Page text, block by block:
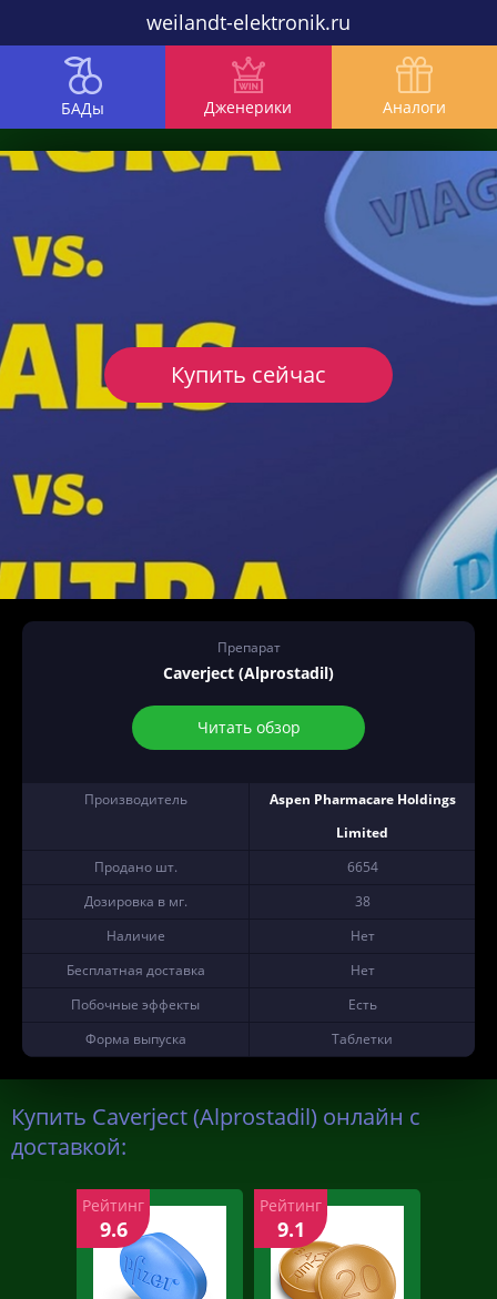
weilandt-elektronik.ru
БАДы Дженерики Аналоги
Препарат
Caverject (Alprostadil)
Читать обзор
Производитель
Aspen Pharmacare Holdings
Limited
Продано шт.
6654
Дозировка в мг.
38
Наличие
Нет
Бесплатная доставка
Нет
Побочные эффекты
Есть
Форма выпуска
Таблетки
Купить сейчас
Купить Caverject (Alprostadil) онлайн с
доставкой:
Рейтинг
9.6
Рейтинг
9.1